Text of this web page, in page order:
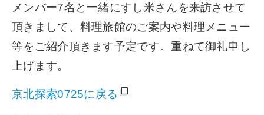
メンバー7名と一緒にすし米さんを来訪させて
頂きまして、料理旅館のご案内や料理メニュー
等をご紹介頂きます予定です。重ねて御礼申し
上げます。
京北探索0725に戻る